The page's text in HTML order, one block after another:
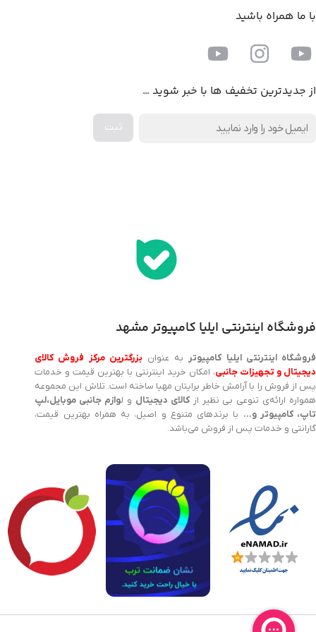
با ما همراه باشید
از جدیدترین تخفیف ها با خبر شوید …
فروشگاه اینترنتی ایلیا کامپیوتر مشهد
فروشگاه اینترنتی ایلیا کامپیوتر به عنوان بزرگترین مرکز فروش کالای
دیجیتال و تجهیزات جانبی، امکان خرید اینترنتی با بهترین قیمت و خدمات
پس از فروش را با آرامش خاطر برایتان مهیا ساخته است. تلاش این مجموعه
همواره ارائه‌ی تنوعی بی نظیر ازکالای دیجیتال و لوازم جانبی موبایل،لپ
تاپ، کامپیوتر و… با برندهای متنوع و اصیل، به همراه بهترین قیمت،
گارانتی و خدمات پس از فروش می‌باشد.